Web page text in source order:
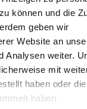
können und die
geben wir
Website an
Analysen weiter.
mit
haben oder
haben.